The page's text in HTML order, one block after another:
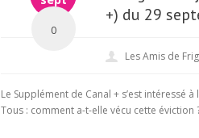
0
+) du 29
Les Amis de
Le Supplément de Canal + s’est intéressé
Tous : comment a-t-elle vécu cette